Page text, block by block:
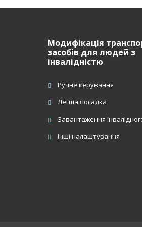
Модифікація
засобів для людей з
інвалідністю
Ручне керування
Легша посадка
Завантаження
Інші налаштування